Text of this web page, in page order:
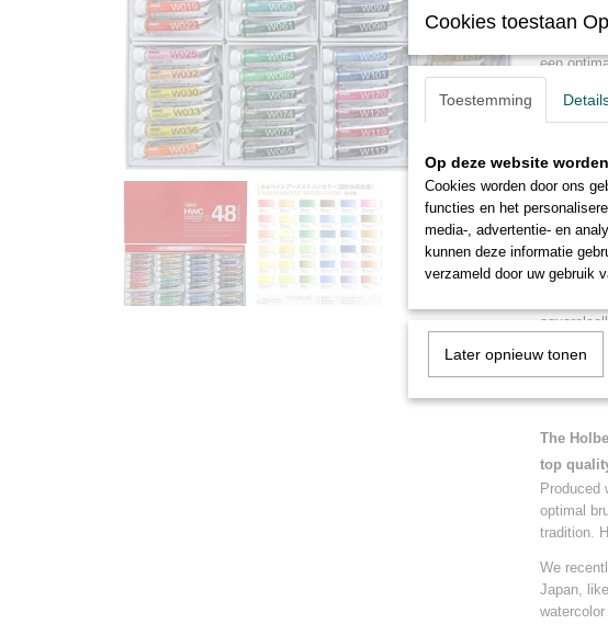
een
De
zoals
aquarel
Sinds
blijven.
Naast
The
top
Produced
optimal
tradition.
We
Japan,
Cookies toestaan
Toestemming
Op deze website
Cookies worden door ons
functies en het
media-, advertentie- en
kunnen deze informatie
verzameld door uw gebruik
Later opnieuw tonen